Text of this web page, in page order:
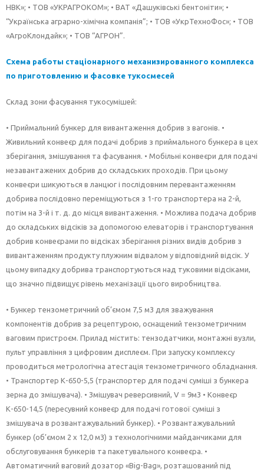
НВК»; • ТОВ «УКРАГРОКОМ»; • ВАТ «Дашуківські бентоніти»; •
“Українська аграрно-хімічна компанія”; • ТОВ «УкрТехноФос»; • ТОВ
«АгроКлондайк»; • ТОВ “АГРОН”.
Схема работы стаціонарного механизированного комплекса
по приготовлению и фасовке тукосмесей
Склад зони фасування тукосумішей:
• Приймальний бункер для вивантаження добрив з вагонів. •
Живильний конвеєр для подачі добрив з приймального бункера в цех
зберігання, змішування та фасування. • Мобільні конвеєри для подачі
незавантажених добрив до складських проходів. При цьому
конвеєри шикуються в ланцюг і послідовним перевантаженням
добрива послідовно переміщуються з 1-го транспортера на 2-й,
потім на 3-й і т. д. до місця вивантаження. • Можлива подача добрив
до складських відсіків за допомогою елеваторів і транспортування
добрив конвеєрами по відсіках зберігання різних видів добрив з
вивантаженням продукту плужним відвалом у відповідний відсік. У
цьому випадку добрива транспортуються над туковими відсіками,
що значно підвищує рівень механізації цього виробництва.
• Бункер тензометричний об’ємом 7,5 м3 для зважування
компонентів добрив за рецептурою, оснащений тензометричним
ваговим пристроєм. Прилад містить: тензодатчики, монтажні вузли,
пульт управління з цифровим дисплеєм. При запуску комплексу
проводиться метрологічна атестація тензометричного обладнання.
• Транспортер К-650-5,5 (транспортер для подачі суміші з бункера
зерна до змішувача). • Змішувач реверсивний, V = 9м3 • Конвеєр
К-650-14,5 (пересувний конвеєр для подачі готової суміші з
змішувача в розвантажувальний бункер). • Розвантажувальний
бункер (об’ємом 2 х 12,0 м3) з технологічними майданчиками для
обслуговування бункерів та пакетувального конвеєра. •
Автоматичний ваговий дозатор «Big-Bag», розташований під